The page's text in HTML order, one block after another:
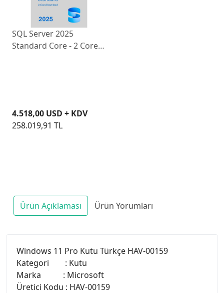
SQL Server 2025
Standard Core - 2 Core
4.518,00 USD + KDV
258.019,91 TL
Ürün Açıklaması Ürün Yorumları
Windows 11 Pro Kutu Türkçe HAV-00159
Kategori : Kutu
Marka : Microsoft
Üretici Kodu : HAV-00159